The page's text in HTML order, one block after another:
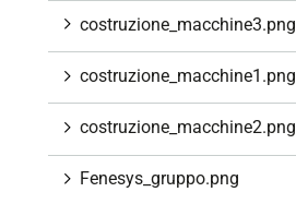
costruzione_macchine3.png
costruzione_macchine1.png
costruzione_macchine2.png
Fenesys_gruppo.png